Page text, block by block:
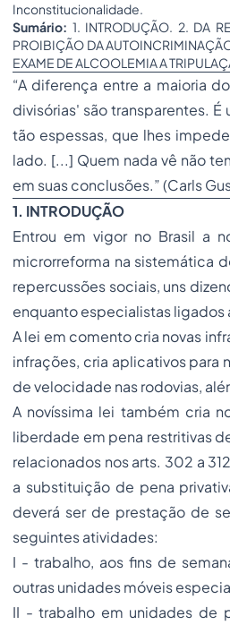
Inconstitucionalidade.
Sumário: 1. INTRODUÇÃO. 2. DA
PROIBIÇÃO DA
EXAME DE ALCOOLEMIA A
“A diferença entre a maioria
divisórias' são transparentes.
tão espessas, que lhes
lado. [...] Quem nada vê não
em suas conclusões.” (Carls
1. INTRODUÇÃO
Entrou em vigor no Brasil a
microrreforma na sistemática
repercussões sociais, uns
enquanto especialistas ligados
A lei em comento cria novas
infrações, cria aplicativos para
de velocidade nas rodovias,
A novíssima lei também cria
liberdade em pena restritivas
relacionados nos arts. 302 a
a substituição de pena
deverá ser de prestação de
seguintes atividades:
I - trabalho, aos fins de
outras unidades móveis
II - trabalho em unidades de